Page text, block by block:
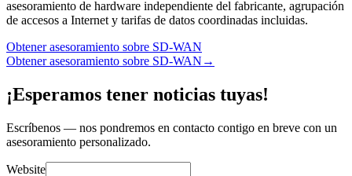
asesoramiento de hardware independiente del fabricante, agrupación
de accesos a Internet y tarifas de datos coordinadas incluidas.
Obtener asesoramiento sobre SD-WAN
Obtener asesoramiento sobre SD-WAN →
¡Esperamos tener noticias tuyas!
Escríbenos — nos pondremos en contacto contigo en breve con un
asesoramiento personalizado.
Website